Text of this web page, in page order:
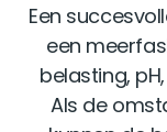
Een
een
belasting,
Als de